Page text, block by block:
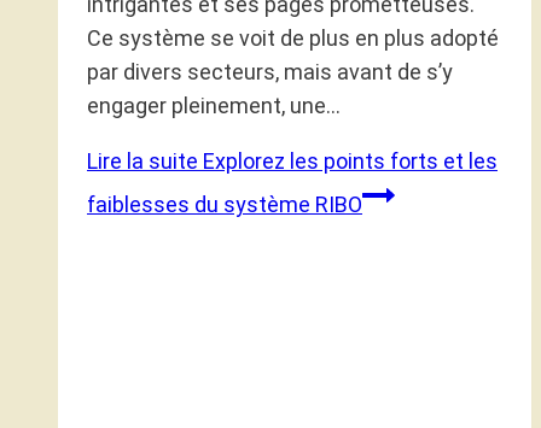
Ce système se voit de plus en plus adopté
par divers secteurs, mais avant de s’y
engager pleinement, une…
Lire la suite Explorez les points forts et les
faiblesses du système RIBO